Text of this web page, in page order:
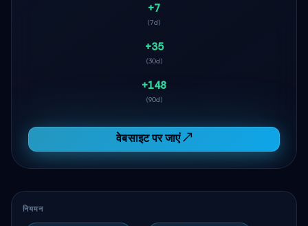
+7
(7d)
+35
(30d)
+148
(90d)
वेबसाइट पर जाएं ↗
नियमन